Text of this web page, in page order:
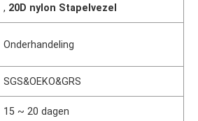
, 20D nylon Stapelvezel
Onderhandeling
SGS&OEKO&GRS
15 ~ 20 dagen